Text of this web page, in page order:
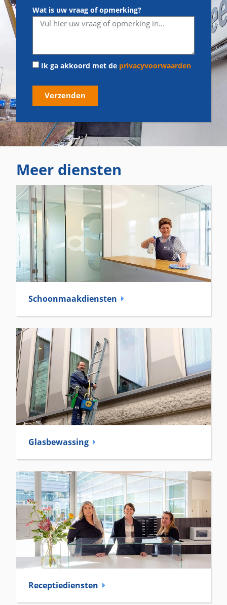
Wat is uw vraag of opmerking?
Ik ga akkoord met de privacyvoorwaarden
Verzenden
Meer diensten
Schoonmaak­diensten
Glas­bewassing
Receptie­diensten